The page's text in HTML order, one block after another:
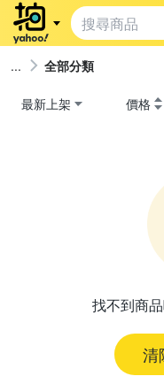
全部分類
最新上架 價格
找不到商
清